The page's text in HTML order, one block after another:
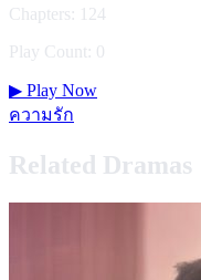
Chapters: 124
Play Count: 0
▶ Play Now
ความรัก
Related Dramas